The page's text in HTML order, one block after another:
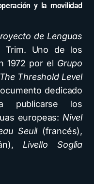
y la movilidad
de Lenguas
Trim. Uno de los
1972 por el Grupo
The Threshold Level
dedicado
publicarse los
europeas: Nivel
Seuil(francés),
Livello Soglia